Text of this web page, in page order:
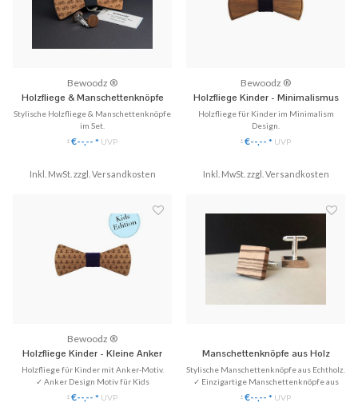
Bewoodz ®
Holzfliege & Manschettenknöpfe
Set - Cycling
Stylische Holzfliege & Manschettenknöpfe
im Set.
✓ Einzigartige Manschettenknöpfe aus
✓ Stilvoll & Nachhaltig
*€--,-- * UVP
Inkl. MwSt. zzgl. Versandkosten
Bewoodz ®
Holzfliege Kinder - Minimalismus
Holzfliege für Kinder im Minimalism
Design.
✓ Naturbelassene Holzfliege in
✓ Mit Liebe handgefertigt!
*€--,-- * UVP
Inkl. MwSt. zzgl. Versandkosten
Bewoodz ®
Holzfliege Kinder - Kleine Anker
Holzfliege für Kinder mit Anker-Motiv.
✓ Anker Design Motiv für Kids
✓ Spezielle Kindergröße, handgefertigt.
✓ Passt perfekt zu Kinderhemden in weiß,
*€--,-- * UVP
Manschettenknöpfe aus Holz
'Matthew' - Zebrano Holz
Stylische Manschettenknöpfe aus Echtholz.
✓ Einzigartige Manschettenknöpfe aus
Echtholz.
✓ Handgefertigt | Versilbert oder
*€--,-- * UVP